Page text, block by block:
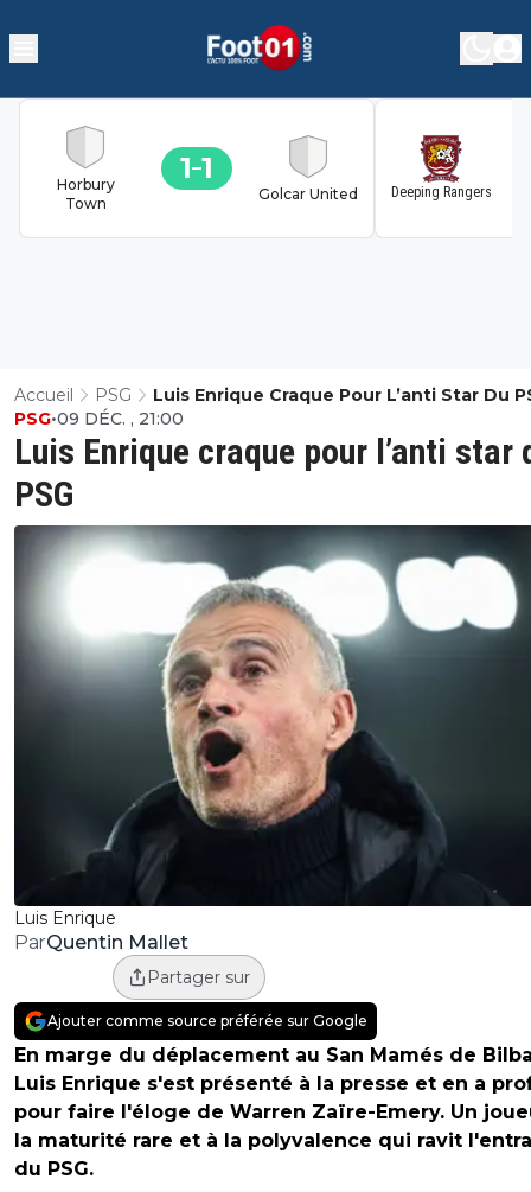
Horbury
Town
1 1
Golcar United Deeping Rangers
Accueil PSG Luis Enrique Craque Pour L’anti Star Du
Luis Enrique
Luis Enrique craque pour l’anti star
PSG
PSG•09 DÉC. , 21:00
ParQuentin Mallet
Partager sur
Ajouter comme source préférée sur Google
En marge du déplacement au San Mamés de
Luis Enrique s'est présenté à la presse et en a
pour faire l'éloge de Warren Zaïre-Emery. Un
la maturité rare et à la polyvalence qui ravit
du PSG.